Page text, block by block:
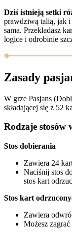
Dziś istnieją setki
prawdziwą talią, jak i
sama. Przekładasz
logice i odrobinie
Zasady
W grze Pasjans
składającej się z 52
Rodzaje stosów
Stos dobierania
Zawiera 24
Naciśnij stos
stos kart
Stos kart
Zawiera
Możesz